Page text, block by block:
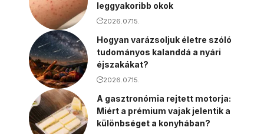
leggyakoribb okok
2026.07.15.
Hogyan varázsoljuk életre szóló
tudományos kalanddá a nyári
éjszakákat?
2026.07.15.
A gasztronómia rejtett motorja:
Miért a prémium vajak jelentik a
különbséget a konyhában?